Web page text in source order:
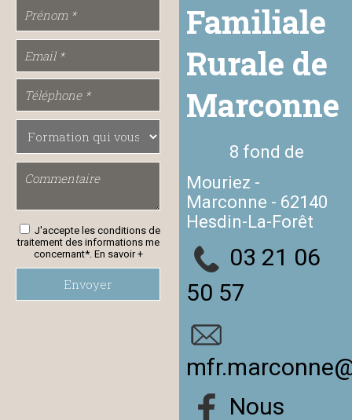
J'accepte les conditions de
traitement des informations me
concernant*. En savoir +
Envoyer
Familiale
Rurale de
Marconne
8 fond de
Mouriez -
Marconne - 62140
Hesdin-La-Forêt
03 21 06
50 57
Nous